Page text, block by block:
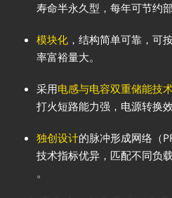
寿命半永久型，每年可节约
模块化 ，结构简单可靠，可
率富裕量大。
采用电感与电容双重储能技
打火短路能力强，电源转换
独创设计的脉冲形成网络（
技术指标优异，匹配不同负载
。